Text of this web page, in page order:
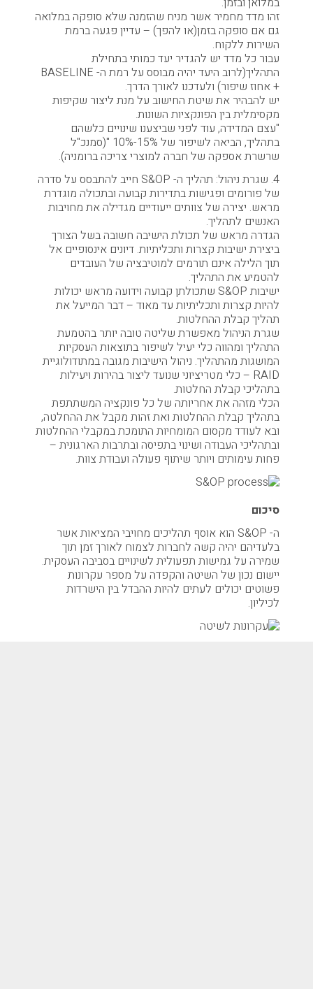
זהו מדד מחמיר אשר מניח שהזמנה שלא סופקה במלואה
גם אם סופקה בזמן(או להפך) – עדיין פגעה ברמת
השירות ללקוח.
עבור כל מדד יש להגדיר יעד כמותי בתחילת
התהליך(לרוב היעד יהיה מבוסס על רמת ה- BASELINE
+ אחוז שיפור) ולעדכנו לאורך הדרך.
יש להבהיר את שיטת החישוב על מנת ליצור שקיפות
מקסימלית בין הפונקציות השונות.
"עצם המדידה, עוד לפני שביצענו שינויים כלשהם
בתהליך, הביאה לשיפור של 15%-10% "(סמנכ"ל
שרשרת אספקה של חברה למוצרי צריכה ברומניה).
4. שגרת ניהול: תהליך ה- S&OP חייב להתבסס על סדרה
של פורומים ופגישות בתדירות קבועה ובתכולה מוגדרת
מראש. יצירה של צוותים ייעודיים מגדילה את מחויבות
האנשים לתהליך.
הגדרה מראש של תכולת הישיבה חשובה בשל הצורך
ביצירת ישיבות קצרות ותכליתיות. דיונים אינסופיים אל
תוך הלילה אינם תורמים למוטיבציה של העובדים
להטמיע את התהליך.
ישיבות S&OP שתכולתן קבועה וידועה מראש יכולות
להיות קצרות ותכליתיות עד מאוד – דבר המייעל את
תהליך קבלת ההחלטות.
שגרת הניהול מאפשרת שליטה טובה יותר בהטמעת
התהליך ומהווה כלי יעיל לשיפור בתוצאות העסקיות
המושגות מהתהליך. ניהול הישיבות מגובה במתודולוגיית
RAID – כלי מטריציוני שנועד ליצור בהירות ויעילות
בתהליכי קבלת החלטות.
הכלי מזהה את אחריותה של כל פונקציה המשתתפת
בתהליך קבלת ההחלטות ואת זהות מקבל את ההחלטה,
ובא לעודד מקסום המומחיות התומכת במקבלי ההחלטות
ובתהליכי העבודה ושינוי בתפיסה ובתרבות הארגונית –
פחות עימותים ויותר שיתוף פעולה ועבודת צוות.
סיכום
ה- S&OP הוא אוסף תהליכים מחויבי המציאות אשר
בלעדיהם יהיה קשה לחברות לצמוח לאורך זמן תוך
שמירה על גמישות תפעולית לשינויים בסביבה העסקית.
יישום נכון של השיטה והקפדה על מספר עקרונות
פשוטים יכולים לעתים להיות ההבדל בין הישרדות
לכיליון.